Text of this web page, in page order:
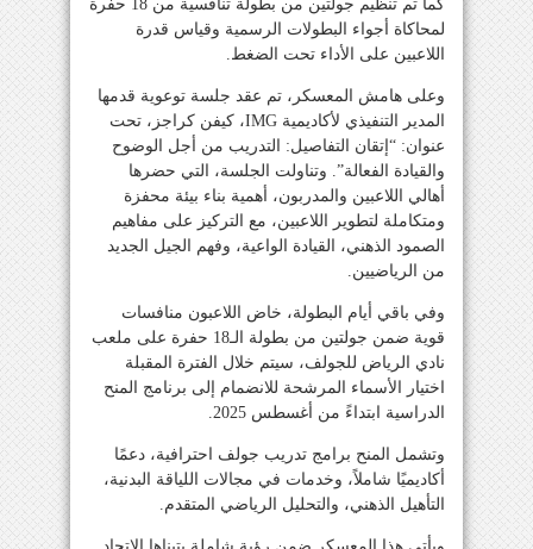
كما تم تنظيم جولتين من بطولة تنافسية من 18 حفرة
لمحاكاة أجواء البطولات الرسمية وقياس قدرة
اللاعبين على الأداء تحت الضغط.
وعلى هامش المعسكر، تم عقد جلسة توعوية قدمها
المدير التنفيذي لأكاديمية IMG، كيفن كراجز، تحت
عنوان: “إتقان التفاصيل: التدريب من أجل الوضوح
والقيادة الفعالة”. وتناولت الجلسة، التي حضرها
أهالي اللاعبين والمدربون، أهمية بناء بيئة محفزة
ومتكاملة لتطوير اللاعبين، مع التركيز على مفاهيم
الصمود الذهني، القيادة الواعية، وفهم الجيل الجديد
من الرياضيين.
وفي باقي أيام البطولة، خاض اللاعبون منافسات
قوية ضمن جولتين من بطولة الـ18 حفرة على ملعب
نادي الرياض للجولف، سيتم خلال الفترة المقبلة
اختيار الأسماء المرشحة للانضمام إلى برنامج المنح
الدراسية ابتداءً من أغسطس 2025.
وتشمل المنح برامج تدريب جولف احترافية، دعمًا
أكاديميًا شاملاً، وخدمات في مجالات اللياقة البدنية،
التأهيل الذهني، والتحليل الرياضي المتقدم.